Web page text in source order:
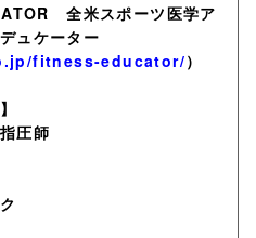
全米スポーツ医学ア
ュケーター
fitness-educator/）
圧師